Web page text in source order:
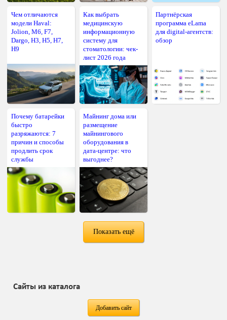
Чем отличаются
модели Haval:
Jolion, M6, F7,
Dargo, H3, H5, H7,
H9
Как выбрать
медицинскую
информационную
систему для
стоматологии: чек-
лист 2026 года
Партнёрская
программа eLama
для digital-агентств:
обзор
Почему батарейки
быстро
разряжаются: 7
причин и способы
продлить срок
службы
Майнинг дома или
размещение
майнингового
оборудования в
дата-центре: что
выгоднее?
Показать ещё
Сайты из каталога
Добавить сайт